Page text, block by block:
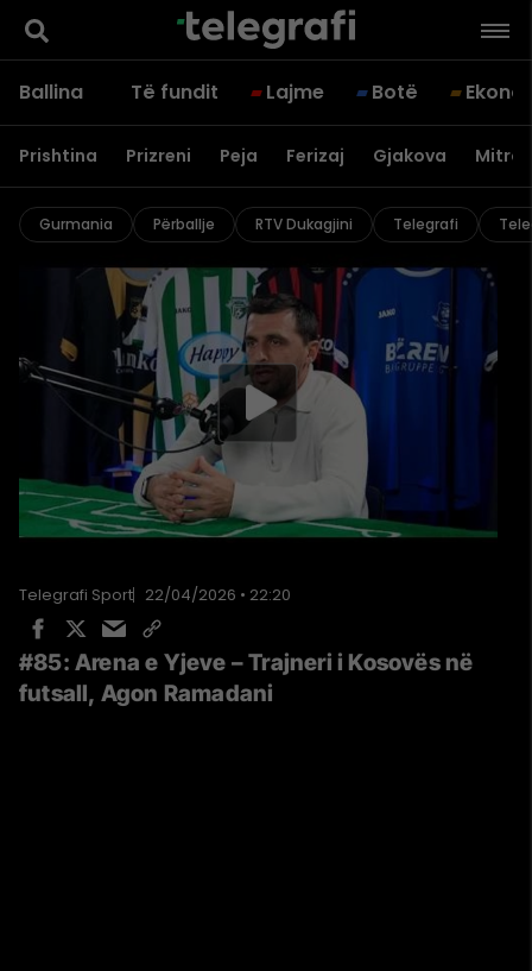
Ballina Të fundit Lajme Botë
Prishtina Prizreni Peja Ferizaj Gjakova
Gurmania Përballje RTV Dukagjini Telegrafi
Telegrafi Sport 22/04/2026 • 22:20
#85: Arena e Yjeve – Trajneri i Kosovës në
futsall, Agon Ramadani